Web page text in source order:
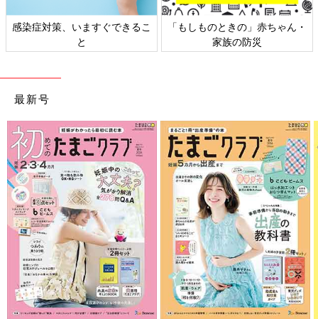
染症対策、いますぐできるこ
「もしものときの」赤ちゃん・
家族の防災
最新号